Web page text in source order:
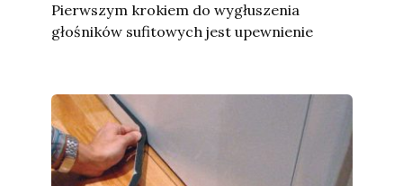
Pierwszym krokiem do wygłuszenia
głośników sufitowych jest upewnienie